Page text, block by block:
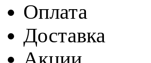
Оплата
Доставка